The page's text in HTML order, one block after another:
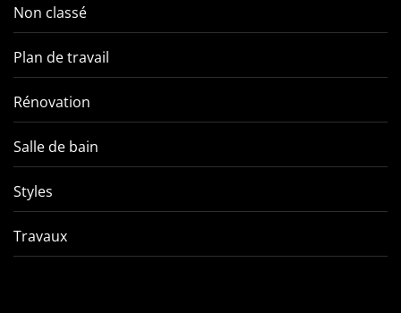
Non classé
Plan de travail
Rénovation
Salle de bain
Styles
Travaux